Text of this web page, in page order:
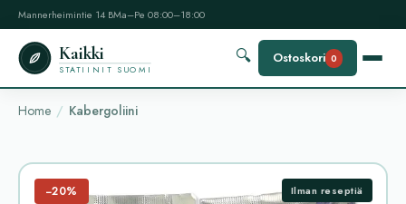
Mannerheimintie 14 BMa–Pe 08:00–18:00
Kaikki
STATIINIT SUOMI
🔍 Ostoskori 0
Home Kabergoliini
−20% Ilman reseptiä